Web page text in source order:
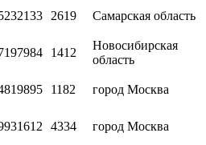
2619 Самарская область
1412
Новосибирская
область
1182 город Москва
4334 город Москва